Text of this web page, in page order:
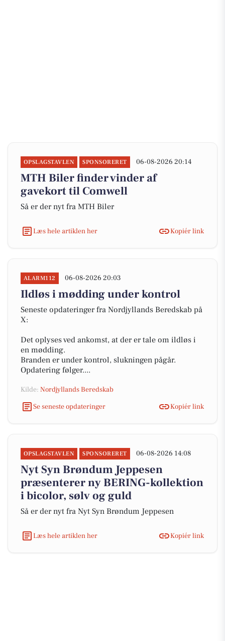
OPSLAGSTAVLEN SPONSORERET 06-08-2026 20:14
MTH Biler finder vinder af
gavekort til Comwell
Så er der nyt fra MTH Biler
Læs hele artiklen her Kopiér link
ALARM112 06-08-2026 20:03
Ildløs i mødding under kontrol
Seneste opdateringer fra Nordjyllands Beredskab på
X:
Det oplyses ved ankomst, at der er tale om ildløs i
en mødding.
Branden er under kontrol, slukningen pågår.
Opdatering følger....
Kilde: Nordjyllands Beredskab
Se seneste opdateringer
Kopiér link
OPSLAGSTAVLEN SPONSORERET 06-08-2026 14:08
Nyt Syn Brøndum Jeppesen
præsenterer ny BERING-kollektion
i bicolor, sølv og guld
Så er der nyt fra Nyt Syn Brøndum Jeppesen
Læs hele artiklen her Kopiér link